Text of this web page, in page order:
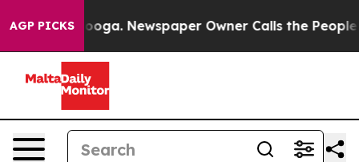
AGP PICKSNewspaper Owner Calls the People